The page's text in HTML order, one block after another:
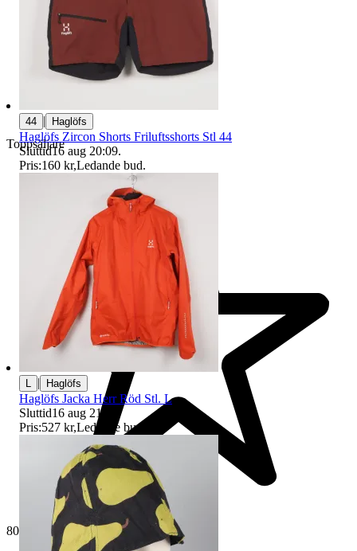
Toppsäljare
80 814 omdömen
44 | Haglöfs
Haglöfs Zircon Shorts Friluftsshorts Stl 44
Sluttid16 aug 20:09.
Pris:160 kr,Ledande bud.
L | Haglöfs
Haglöfs Jacka Herr Röd Stl. L
Sluttid16 aug 21:06
.
Pris:527 kr,Ledande bud